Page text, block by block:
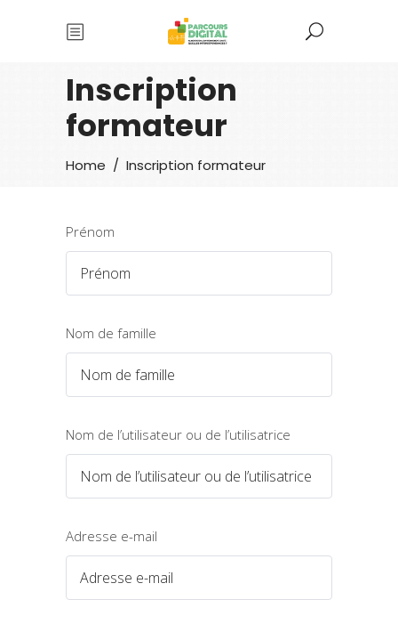
Inscription
formateur
Home / Inscription formateur
Prénom
Nom de famille
Nom de l’utilisateur ou de l’utilisatrice
Adresse e-mail